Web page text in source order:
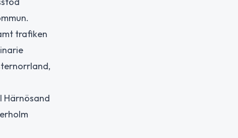
trafiken
Härnösand